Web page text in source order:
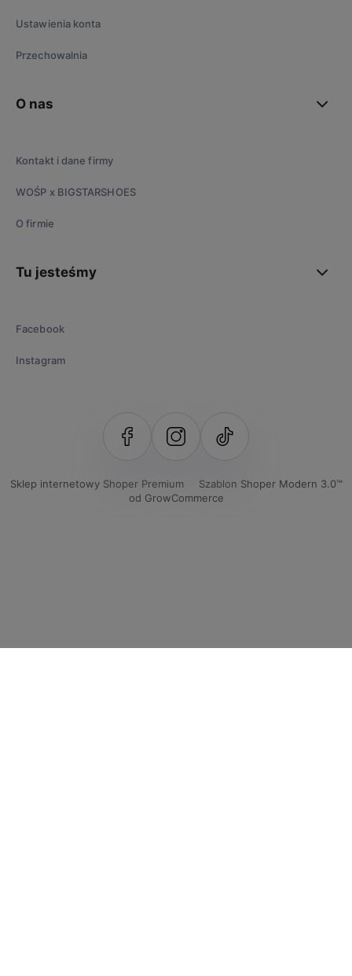
Ustawienia konta
Przechowalnia
O nas
Kontakt i dane firmy
WOŚP x BIGSTARSHOES
O firmie
Tu jesteśmy
Facebook
Instagram
Sklep internetowy Shoper Premium
Szablon Shoper Modern 3.0™
od GrowCommerce